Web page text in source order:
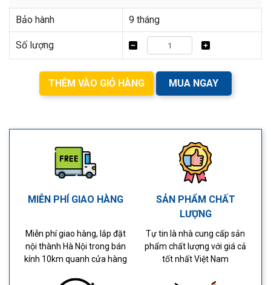
Bảo hành 9 tháng
Số lượng
THÊM VÀO GIỎ HÀNG MUA NGAY
MIỄN PHÍ GIAO HÀNG
Miễn phí giao hàng, lắp đặt
nội thành Hà Nội trong bán
kính 10km quanh cửa hàng
SẢN PHẨM CHẤT
LƯỢNG
Tự tin là nhà cung cấp sản
phẩm chất lượng với giá cả
tốt nhất Việt Nam